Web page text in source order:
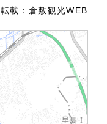
転載： 倉敷観光WEB